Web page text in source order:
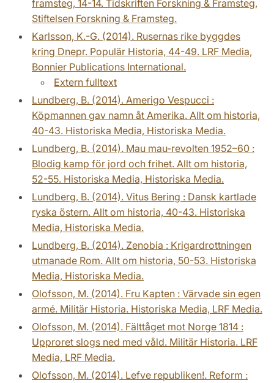
framsteg, 14-14. Tidskriften Forskning & Framsteg,
Stiftelsen Forskning & Framsteg.
Karlsson, K.-G. (2014). Rusernas rike byggdes
kring Dnepr. Populär Historia, 44-49. LRF Media,
Bonnier Publications International.
Extern fulltext
Lundberg, B. (2014). Amerigo Vespucci :
Köpmannen gav namn åt Amerika. Allt om historia,
40-43. Historiska Media, Historiska Media.
Lundberg, B. (2014). Mau mau-revolten 1952–60 :
Blodig kamp för jord och frihet. Allt om historia,
52-55. Historiska Media, Historiska Media.
Lundberg, B. (2014). Vitus Bering : Dansk kartlade
ryska östern. Allt om historia, 40-43. Historiska
Media, Historiska Media.
Lundberg, B. (2014). Zenobia : Krigardrottningen
utmanade Rom. Allt om historia, 50-53. Historiska
Media, Historiska Media.
Olofsson, M. (2014). Fru Kapten : Värvade sin egen
armé. Militär Historia. Historiska Media, LRF Media.
Olofsson, M. (2014). Fälttåget mot Norge 1814 :
Upproret slogs ned med våld. Militär Historia. LRF
Media, LRF Media.
Olofsson, M. (2014). Lefve republiken!. Reform :